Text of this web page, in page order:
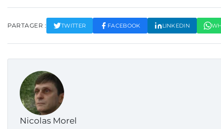
PARTAGER : TWITTER FACEBOOK LINKEDIN
Nicolas Morel